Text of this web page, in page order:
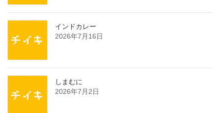
インドカレー
2026年7月16日
しまむに
2026年7月2日